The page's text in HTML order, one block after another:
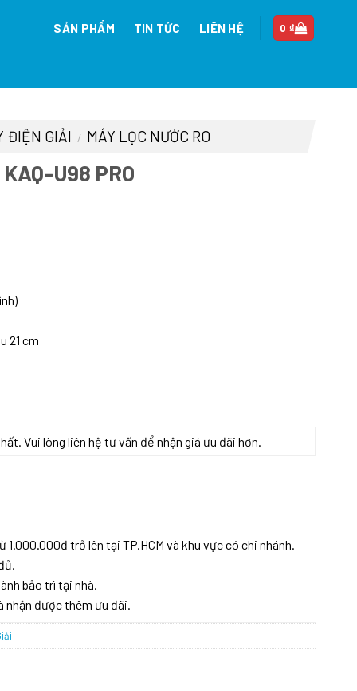
SẢN PHẨM TIN TỨC LIÊN HỆ 0₫
ĐIỆN GIẢI / MÁY LỌC NƯỚC RO
KAQ-U98 PRO
₫.
21 cm
Vui lòng liên hệ tư vấn để nhận giá ưu đãi hơn.
trở lên tại TP.HCM và khu vực có chi nhánh.
bảo trì tại nhà.
được thêm ưu đãi.